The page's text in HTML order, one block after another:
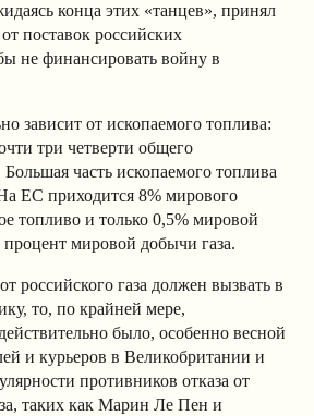
конца этих «танцев», принял
поставок российских
не финансировать войну в
зависит от ископаемого топлива:
три четверти общего
часть ископаемого топлива
ЕС приходится 8% мирового
топливо и только 0,5% мировой
мировой добычи газа.
российского газа должен вызвать в
то, по крайней мере,
было, особенно весной
и курьеров в Великобритании и
противников отказа от
таких как Марин Ле Пен и